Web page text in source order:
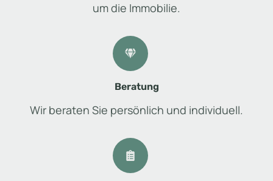
um die Immobilie.
Beratung
Wir beraten Sie persönlich und individuell.